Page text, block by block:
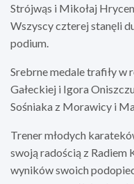
Strójwąs i Mikołaj
Wszyscy czterej stanęli
podium.
Srebrne medale trafiły w
Gałeckiej i Igora
Sośniaka z Morawicy i
Trener młodych
swoją radością z Radiem
wyników swoich